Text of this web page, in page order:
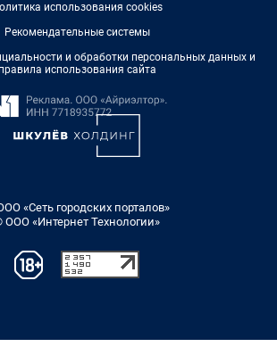
использования cookies
Рекомендательные системы
и обработки персональных данных и
правила использования сайта
«Сеть городских порталов»
ООО «Интернет Технологии»